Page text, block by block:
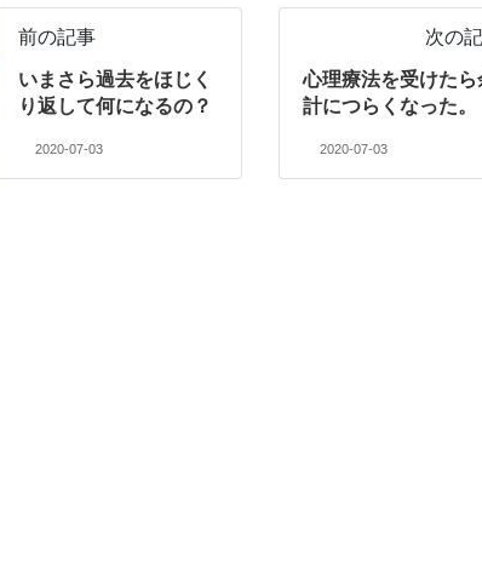
前の記事
いまさら過去をほじく
り返して何になるの？
2020-07-03
次の
心理療法を受けたら
計につらくなった。
2020-07-03